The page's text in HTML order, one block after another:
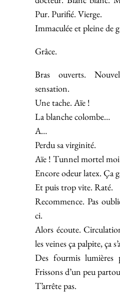
Pur. Purifié. Vierge.
Immaculée et pleine de
Grâce.
Bras ouverts.
sensation.
Une tache. Aïe !
La blanche colombe…
A…
Perdu sa virginité.
Aïe ! Tunnel mortel moi
Encore odeur latex. Ça
Et puis trop vite. Raté.
Recommence. Pas
ci.
Alors écoute.
les veines ça palpite, ça
Des fourmis lumières
Frissons d’un peu
T’arrête pas.